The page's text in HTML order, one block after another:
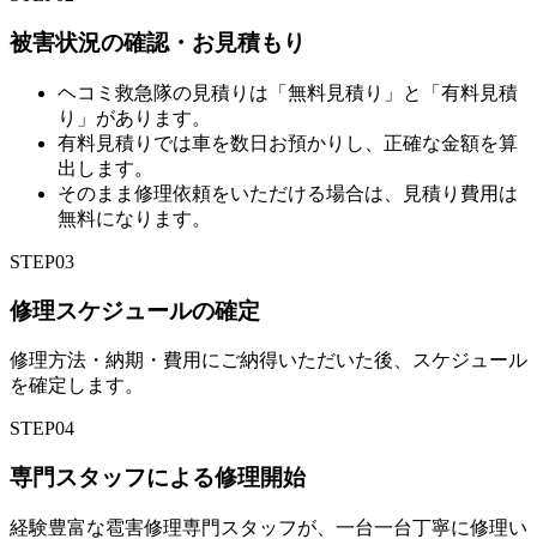
被害状況の確認・お見積もり
ヘコミ救急隊の見積りは「無料見積り」と「有料見積
り」があります。
有料見積りでは車を数日お預かりし、正確な金額を算
出します。
そのまま修理依頼をいただける場合は、見積り費用は
無料になります。
STEP03
修理スケジュールの確定
修理方法・納期・費用にご納得いただいた後、スケジュール
を確定します。
STEP04
専門スタッフによる修理開始
経験豊富な雹害修理専門スタッフが、一台一台丁寧に修理い